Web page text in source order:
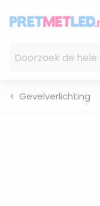
Gevelverlichting